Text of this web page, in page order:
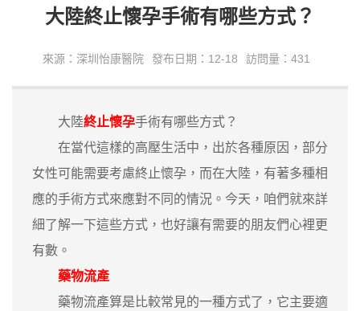
大陸終止懷孕手術有哪些方式？
來源：深圳怡康醫院 發布日期：12-18 訪問量：431
大陸終止懷孕手術有哪些方式？
在當代這樣的高壓生活中，出於各種原因，部分
女性可能需要考慮終止懷孕，而在大陸，有著多種相
應的手術方式來應對不同的情況。今天，咱們就來詳
細了解一下這些方式，也好讓有需要的朋友們心裡更
有數。
藥物流產
藥物流產算是比較常見的一種方式了，它主要適